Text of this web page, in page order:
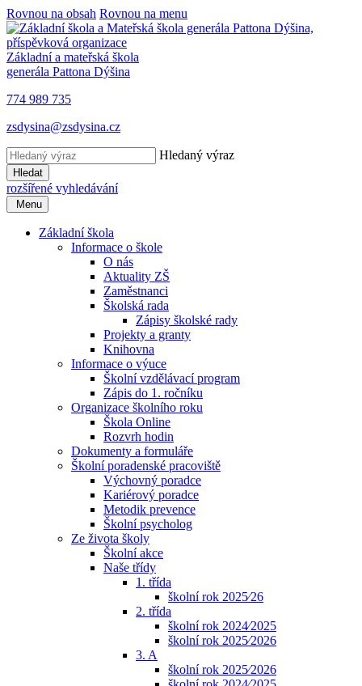
Rovnou na obsah Rovnou na menu
Základní a mateřská škola
generála Pattona Dýšina
774 989 735
zsdysina@zsdysina.cz
Hledaný výraz
Hledat
rozšířené vyhledávání
Menu
Základní škola
Informace o škole
O nás
Aktuality ZŠ
Zaměstnanci
Školská rada
Zápisy školské rady
Projekty a granty
Knihovna
Informace o výuce
Školní vzdělávací program
Zápis do 1. ročníku
Organizace školního roku
Škola Online
Rozvrh hodin
Dokumenty a formuláře
Školní poradenské pracoviště
Výchovný poradce
Kariérový poradce
Metodik prevence
Školní psycholog
Ze života školy
Školní akce
Naše třídy
1. třída
školní rok 2025⁄26
2. třída
školní rok 2024⁄2025
školní rok 2025⁄2026
3. A
školní rok 2025⁄2026